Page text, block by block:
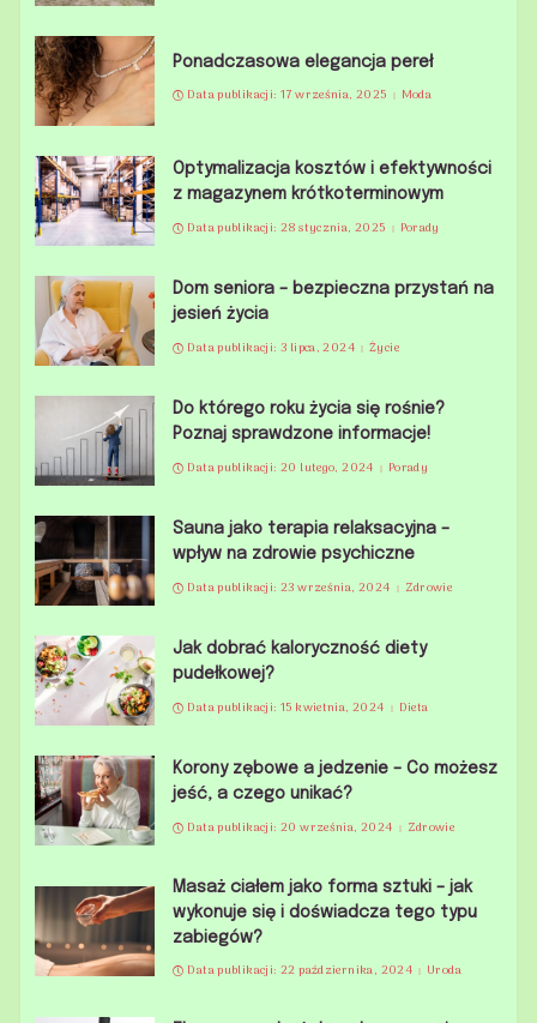
Ponadczasowa elegancja pereł
Data publikacji: 17 września, 2025 Moda
Optymalizacja kosztów i efektywności
z magazynem krótkoterminowym
Data publikacji: 28 stycznia, 2025 Porady
Dom seniora – bezpieczna przystań na
jesień życia
Data publikacji: 3 lipca, 2024 Życie
Do którego roku życia się rośnie?
Poznaj sprawdzone informacje!
Data publikacji: 20 lutego, 2024 Porady
Sauna jako terapia relaksacyjna –
wpływ na zdrowie psychiczne
Data publikacji: 23 września, 2024 Zdrowie
Jak dobrać kaloryczność diety
pudełkowej?
Data publikacji: 15 kwietnia, 2024 Dieta
Korony zębowe a jedzenie – Co możesz
jeść, a czego unikać?
Data publikacji: 20 września, 2024 Zdrowie
Masaż ciałem jako forma sztuki – jak
wykonuje się i doświadcza tego typu
zabiegów?
Data publikacji: 22 października, 2024 Uroda